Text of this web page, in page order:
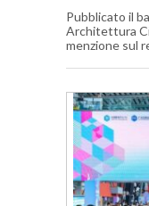
Pubblicato il
Architettura
menzione sul